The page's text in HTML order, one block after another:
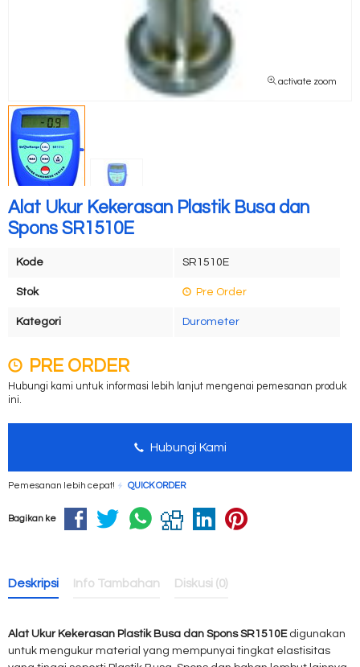
activate zoom
Alat Ukur Kekerasan Plastik Busa dan
Spons SR1510E
Kode SR1510E
Stok Pre Order
Kategori Durometer
PRE ORDER
Hubungi kami untuk informasi lebih lanjut mengenai pemesanan produk
ini.
Hubungi Kami
Pemesanan lebih cepat! QUICK ORDER
Bagikan ke
Deskripsi Info Tambahan Diskusi (0)
Alat Ukur Kekerasan Plastik Busa dan Spons SR1510Edigunakan
untuk mengukur material yang mempunyai tingkat elastisitas